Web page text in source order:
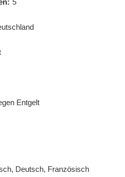
5
Entgelt
Deutsch, Französisch